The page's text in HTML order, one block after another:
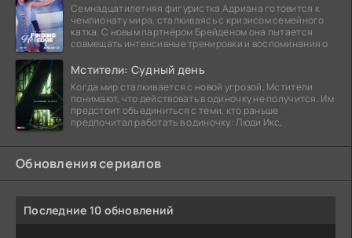
Семнадцатилетняя фигуристка Адриана готовится к
чемпионату мира, сталкиваясь с кризисом семейного
катка. С новым партнёром Брейденом она пытается
совмещать интенсивные тренировки и воспоминания о
Мстители: Судный день
Когда мир сталкивается с новой угрозой, Мстители
понимают, что действовать в одиночку не получится. Им
предстоит объединиться с теми, кто раньше
предпочитал работать в одиночку: Люди Икс,
Обновления сериалов
Последние 10 обновлений